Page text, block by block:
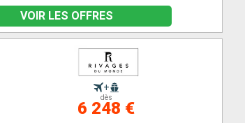
VOIR LES OFFRES
+
dès
6 248 €